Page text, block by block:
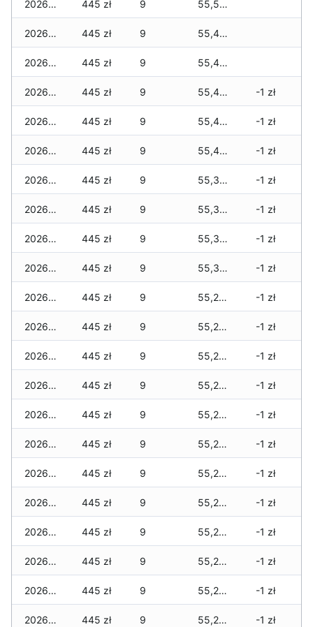
2026-05-14 445 zł 9 55,545 zł
2026-05-13 445 zł 9 55,480 zł
2026-05-12 445 zł 9 55,480 zł
2026-05-09 445 zł 9 55,480 zł -1 zł
2026-05-08 445 zł 9 55,480 zł -1 zł
2026-05-07 445 zł 9 55,480 zł -1 zł
2026-05-06 445 zł 9 55,300 zł -1 zł
2026-05-05 445 zł 9 55,300 zł -1 zł
2026-05-04 445 zł 9 55,300 zł -1 zł
2026-05-03 445 zł 9 55,300 zł -1 zł
2026-05-02 445 zł 9 55,270 zł -1 zł
2026-05-01 445 zł 9 55,270 zł -1 zł
2026-04-30 445 zł 9 55,270 zł -1 zł
2026-04-29 445 zł 9 55,270 zł -1 zł
2026-04-28 445 zł 9 55,270 zł -1 zł
2026-04-27 445 zł 9 55,270 zł -1 zł
2026-04-26 445 zł 9 55,270 zł -1 zł
2026-04-25 445 zł 9 55,270 zł -1 zł
2026-04-24 445 zł 9 55,270 zł -1 zł
2026-04-23 445 zł 9 55,270 zł -1 zł
2026-04-22 445 zł 9 55,255 zł -1 zł
2026-04-21 445 zł 9 55,205 zł -1 zł